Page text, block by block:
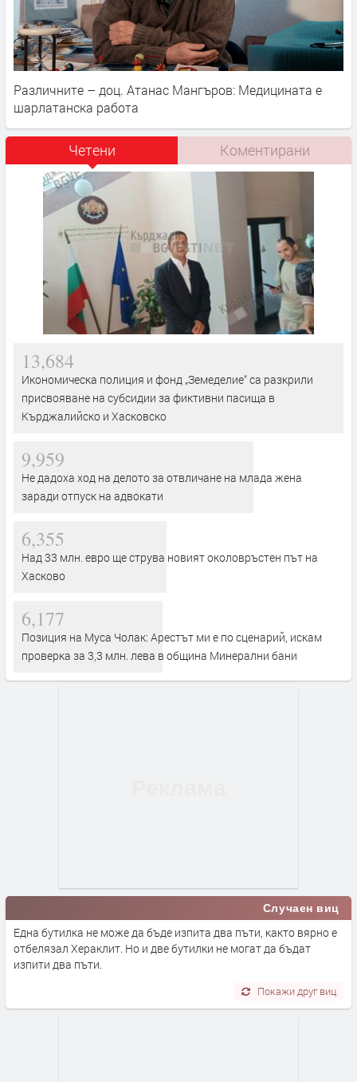
Различните – доц. Атанас Мангъров: Медицината е
шарлатанска работа
Четени Коментирани
13,684
Икономическа полиция и фонд „Земеделие“ са разкрили
присвояване на субсидии за фиктивни пасища в
Кърджалийско и Хасковско
9,959
Не дадоха ход на делото за отвличане на млада жена
заради отпуск на адвокати
6,355
Над 33 млн. евро ще струва новият околовръстен път на
Хасково
6,177
Позиция на Муса Чолак: Арестът ми е по сценарий, искам
проверка за 3,3 млн. лева в община Минерални бани
Случаен виц
Една бутилка не може да бъде изпита два пъти, както вярно е
отбелязал Хераклит. Но и две бутилки не могат да бъдат
изпити два пъти.
Покажи друг виц